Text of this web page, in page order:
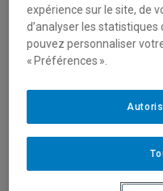
expérience sur le site, de
d’analyser les
pouvez personnaliser
« Préférences ».